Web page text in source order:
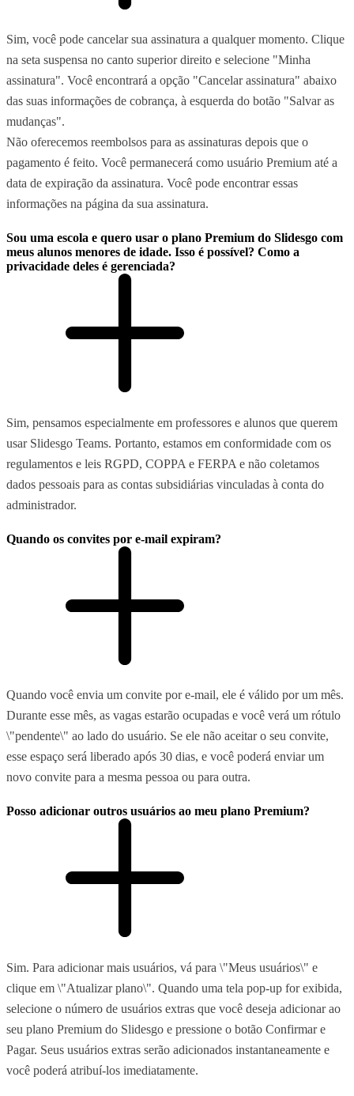
Sim, você pode cancelar sua assinatura a qualquer momento. Clique
na seta suspensa no canto superior direito e selecione "Minha
assinatura". Você encontrará a opção "Cancelar assinatura" abaixo
das suas informações de cobrança, à esquerda do botão "Salvar as
mudanças".
Não oferecemos reembolsos para as assinaturas depois que o
pagamento é feito. Você permanecerá como usuário Premium até a
data de expiração da assinatura. Você pode encontrar essas
informações na página da sua assinatura.
Sou uma escola e quero usar o plano Premium do Slidesgo com
meus alunos menores de idade. Isso é possível? Como a
privacidade deles é gerenciada?
Sim, pensamos especialmente em professores e alunos que querem
usar Slidesgo Teams. Portanto, estamos em conformidade com os
regulamentos e leis RGPD, COPPA e FERPA e não coletamos
dados pessoais para as contas subsidiárias vinculadas à conta do
administrador.
Quando os convites por e-mail expiram?
Quando você envia um convite por e-mail, ele é válido por um mês.
Durante esse mês, as vagas estarão ocupadas e você verá um rótulo
\"pendente\" ao lado do usuário. Se ele não aceitar o seu convite,
esse espaço será liberado após 30 dias, e você poderá enviar um
novo convite para a mesma pessoa ou para outra.
Posso adicionar outros usuários ao meu plano Premium?
Sim. Para adicionar mais usuários, vá para \"Meus usuários\" e
clique em \"Atualizar plano\". Quando uma tela pop-up for exibida,
selecione o número de usuários extras que você deseja adicionar ao
seu plano Premium do Slidesgo e pressione o botão Confirmar e
Pagar. Seus usuários extras serão adicionados instantaneamente e
você poderá atribuí-los imediatamente.